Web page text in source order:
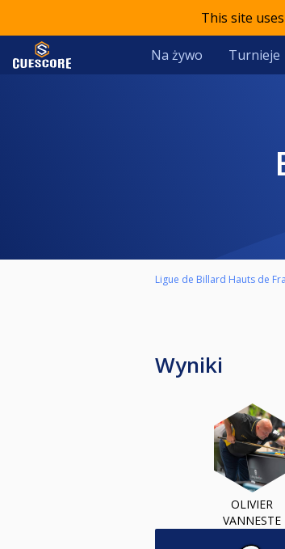
This site
Na żywo Turnieje
Ligue de Billard Hauts de
Wyniki
OLIVIER
VANNESTE